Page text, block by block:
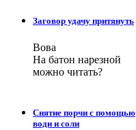
Заговор удачу притянуть
Вова
На батон нарезной
можно читать?
Снятие порчи с помощью
води и соли